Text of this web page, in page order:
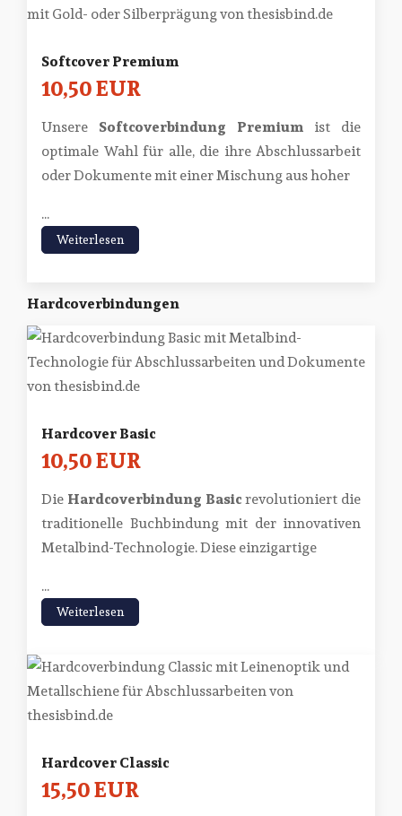
Softcover Premium
10,50 EUR
Unsere Softcoverbindung Premium ist die
optimale Wahl für alle, die ihre Abschlussarbeit
oder Dokumente mit einer Mischung aus hoher
...
Weiterlesen
Hardcoverbindungen
Hardcover Basic
10,50 EUR
Die Hardcoverbindung Basicrevolutioniert die
traditionelle Buchbindung mit der innovativen
Metalbind-Technologie. Diese einzigartige
...
Weiterlesen
Hardcover Classic
15,50 EUR